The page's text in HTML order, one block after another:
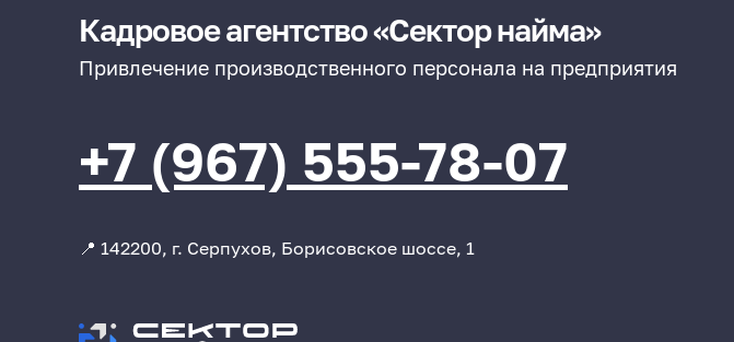
+7 (967) 555-78-07
📍 142200, г. Серпухов, Борисовское шоссе, 1
Привлечение производственного персонала на предприятия
Кадровое агентство «Сектор найма»